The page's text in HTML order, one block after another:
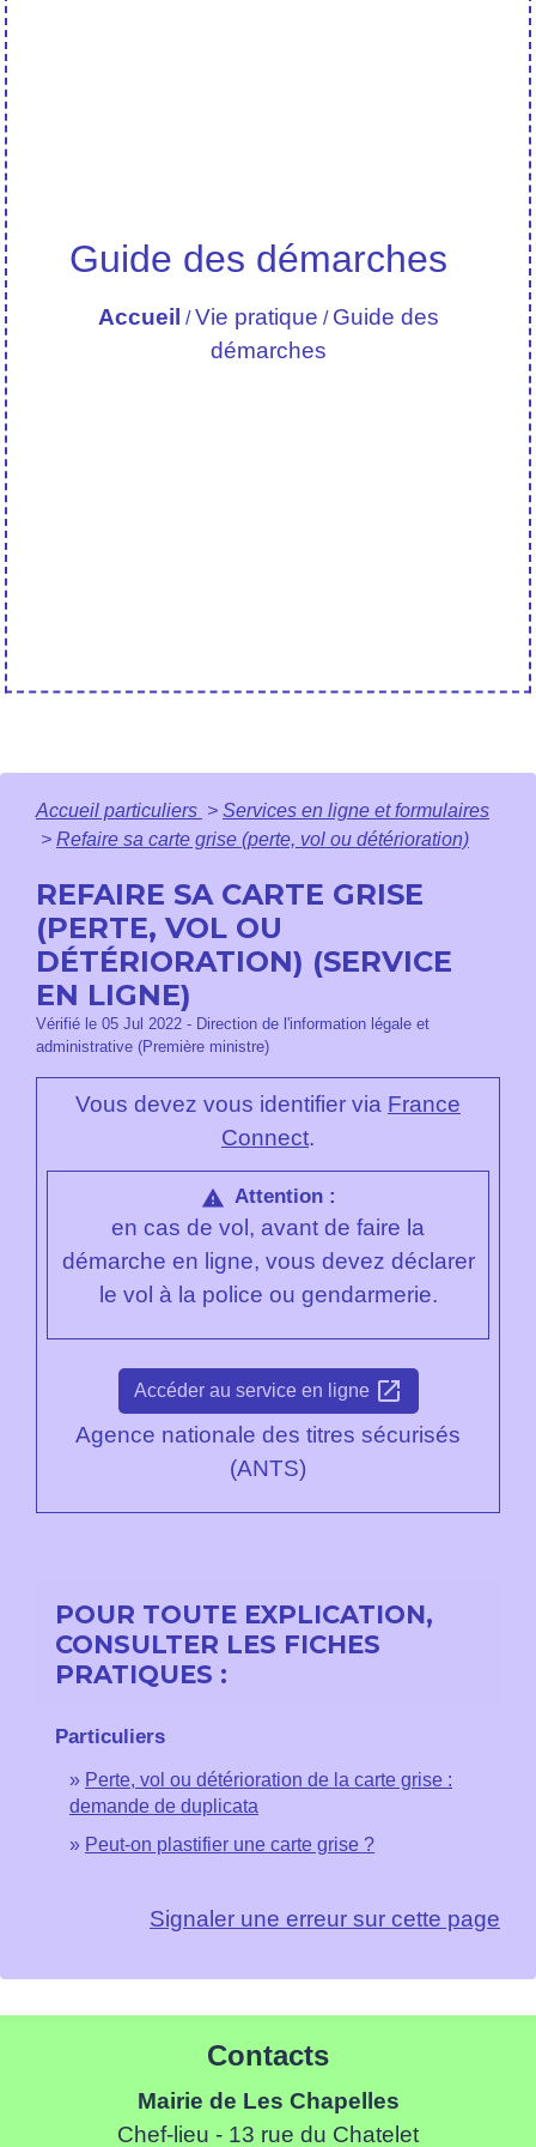
Guide des démarches
Accueil /Vie pratique / Guide des
démarches
Accueil particuliers > Services en ligne et formulaires
> Refaire sa carte grise (perte, vol ou détérioration)
REFAIRE SA CARTE GRISE
(PERTE, VOL OU
DÉTÉRIORATION) (SERVICE
EN LIGNE)
Vérifié le 05 Jul 2022 - Direction de l'information légale et
administrative (Première ministre)
Vous devez vous identifier via France
Connect.
warning Attention :
en cas de vol, avant de faire la
démarche en ligne, vous devez déclarer
le vol à la police ou gendarmerie.
Accéder au service en ligne open_in_new
Agence nationale des titres sécurisés
(ANTS)
POUR TOUTE EXPLICATION,
CONSULTER LES FICHES
PRATIQUES :
Particuliers
Perte, vol ou détérioration de la carte grise :
demande de duplicata
Peut-on plastifier une carte grise ?
Signaler une erreur sur cette page
Contacts
Mairie de Les Chapelles
Chef-lieu - 13 rue du Chatelet